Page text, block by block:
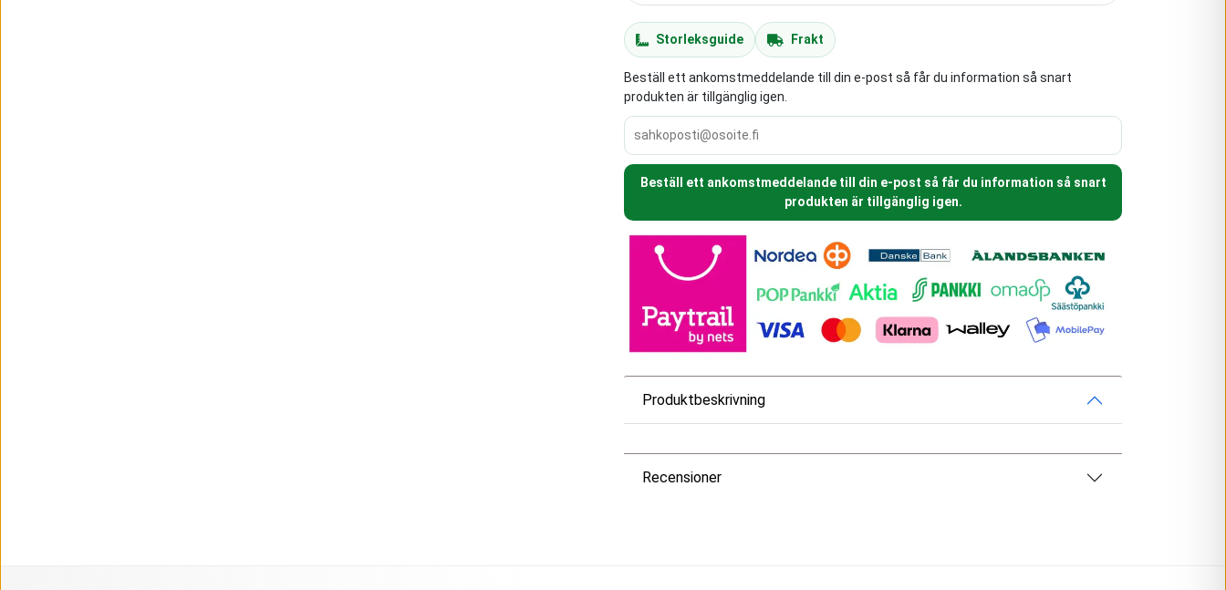
Storleksguide Frakt
Beställ ett ankomstmeddelande till din e-post så får du information så snart
produkten är tillgänglig igen.
Beställ ett ankomstmeddelande till din e-post så får du information så snart
produkten är tillgänglig igen.
Produktbeskrivning
Recensioner